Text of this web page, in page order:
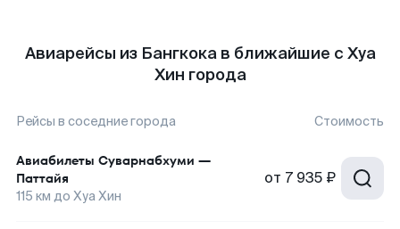
Авиарейсы из Бангкока в ближайшие с Хуа
Хин города
Рейсы в соседние города Стоимость
Авиабилеты Суварнабхуми —
Паттайя
115 км до Хуа Хин
от 7 935 ₽